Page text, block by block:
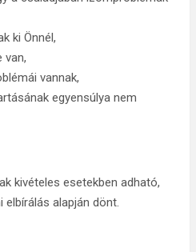
ki Önnél,
van,
vannak,
egyensúlya nem
kivételes esetekben adható,
alapján dönt.